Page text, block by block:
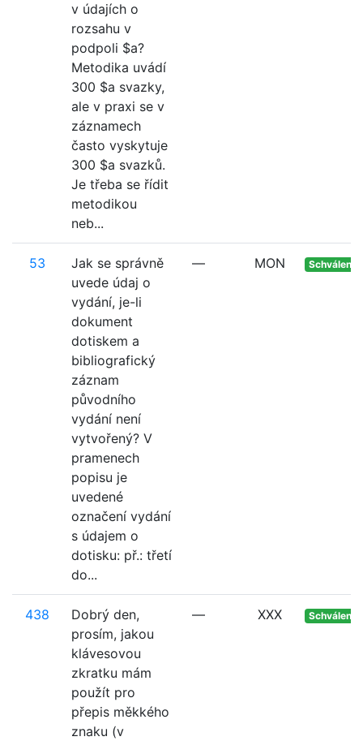
v údajích o
rozsahu v
podpoli $a?
Metodika uvádí
300 $a svazky,
ale v praxi se v
záznamech
často vyskytuje
300 $a svazků.
Je třeba se řídit
metodikou
neb...
53
Jak se správně
uvede údaj o
vydání, je-li
dokument
dotiskem a
bibliografický
záznam
původního
vydání není
vytvořený? V
pramenech
popisu je
uvedené
označení vydání
s údajem o
dotisku: př.: třetí
do...
— MON Schváleno
438
Dobrý den,
prosím, jakou
klávesovou
zkratku mám
použít pro
přepis měkkého
znaku (v
— XXX Schváleno